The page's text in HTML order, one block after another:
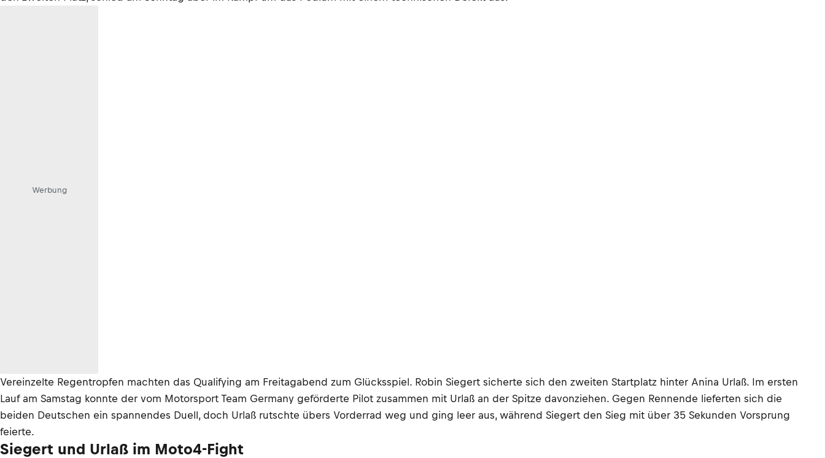
Werbung
Vereinzelte Regentropfen machten das Qualifying am Freitagabend zum Glücksspiel. Robin Siegert sicherte sich den zweiten Startplatz hinter Anina Urlaß. Im ersten
Lauf am Samstag konnte der vom Motorsport Team Germany geförderte Pilot zusammen mit Urlaß an der Spitze davonziehen. Gegen Rennende lieferten sich die
beiden Deutschen ein spannendes Duell, doch Urlaß rutschte übers Vorderrad weg und ging leer aus, während Siegert den Sieg mit über 35 Sekunden Vorsprung
feierte.
Siegert und Urlaß im Moto4-Fight